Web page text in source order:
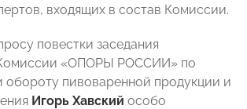
входящих в состав Комиссии.
повестки заседания
Комиссии «ОПОРЫ РОССИИ» по
обороту пивоваренной продукции и
Игорь Хавский особо